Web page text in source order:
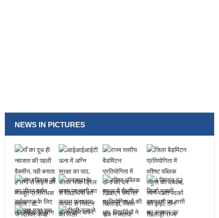
NEWS IN PICTURES